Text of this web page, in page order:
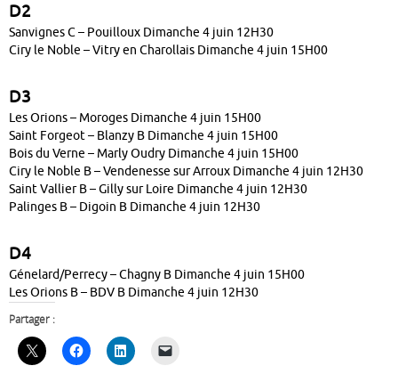
D2
Sanvignes C – Pouilloux Dimanche 4 juin 12H30
Ciry le Noble – Vitry en Charollais Dimanche 4 juin 15H00
D3
Les Orions – Moroges Dimanche 4 juin 15H00
Saint Forgeot – Blanzy B Dimanche 4 juin 15H00
Bois du Verne – Marly Oudry Dimanche 4 juin 15H00
Ciry le Noble B – Vendenesse sur Arroux Dimanche 4 juin 12H30
Saint Vallier B – Gilly sur Loire Dimanche 4 juin 12H30
Palinges B – Digoin B Dimanche 4 juin 12H30
D4
Génelard/Perrecy – Chagny B Dimanche 4 juin 15H00
Les Orions B – BDV B Dimanche 4 juin 12H30
Partager :